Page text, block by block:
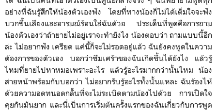
อย่างที่ฉันรู้สึกให้น้องตัวเองฟัง โดยที่ทางน้องก็ไม่ได้เต็มใจจะฟัง
บวกขึ้นเสียงและอารมณ์ร้อนใส่ฉันด้วย ประเด็นที่พูดคือการถาม
น้องตัวเองว่าถ้ายายไม่อยู่เราจะทำยังไง น้องตอบว่า ถามแบบนี้อีก
ล่ะ ไม่อยากฟัง เครียด แค่นี้ก็จะไม่รอดอยู่แล้ว ฉันยังคงพูดในความ
ต้องการของตัวเอง บอกว่าซึมเศร้าของฉันเกิดขึ้นได้ยังไง แล้วรู้
ไหมที่ยายไปหาหมอเพราะอะไร แล้วรู้อะไรมากกว่านั้นไหม น้อง
ส่ายหน้าพร้อมกับบอกว่า ไม่อยากรับรู้อะไรทั้งนั้นแหละ ฉันร้องไห้
ด้วยความอดทนอดกลั้นที่จะไม่ระเบิดตามน้องไปด้วย การเปิดใจ
คุยกันมันยาก และนี่เป็นการเริ่มต้นครั้งแรกของฉันเกี่ยวกับการพูด